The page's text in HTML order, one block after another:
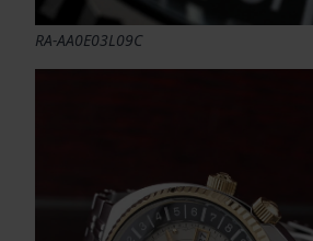
RA-AA0E03L09C